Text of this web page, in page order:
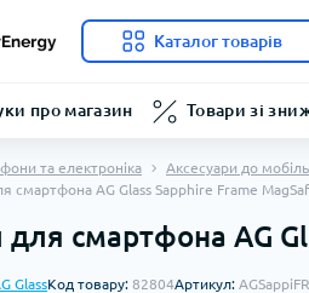
Каталог товарів
про магазин Товари зі
та електроніка Аксесуари до
смартфона AG Glass Sapphire Frame
для смартфона AG
GlassКод товару: 82804Артикул: